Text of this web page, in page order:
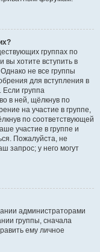
группах по
хотите вступить в
не все группы
для вступления в
группа
в ней, щёлкнув по
на участие в группе,
по соответствующей
участие в группе и
Пожалуйста, не
запрос; у него могут
администраторами
группы, сначала
ему личное